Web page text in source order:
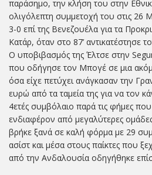
παράσημο, την κλήση του στην
ολιγόλεπτη συμμετοχή του στις 26
3-0 επί της Βενεζουέλα για τα
Κατάρ, όταν στο 87’ αντικατέστησε
Ο υποβιβασμός της Έλτσε στην
που οδήγησε τον Μπογέ σε μια
όσα είχε πετύχει ανάγκασαν την
ευρώ από τα ταμεία της για να τον
4ετές συμβόλαιο παρά τις φήμες
ενδιαφέρον από μεγαλύτερες
βρήκε ξανά σε καλή φόρμα με 29
ασίστ και μέσα στους παίκτες που
από την Ανδαλουσία οδηγήθηκε